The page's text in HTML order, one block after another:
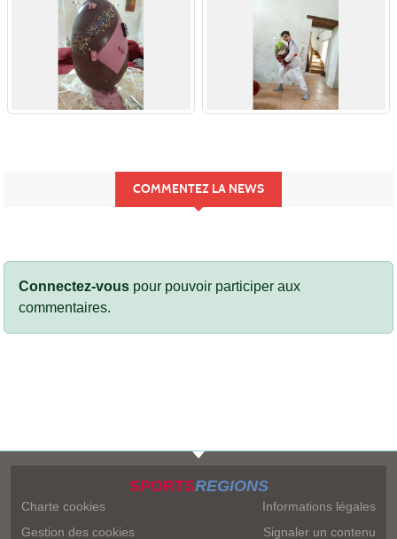
COMMENTEZ LA NEWS
Connectez-vous pour pouvoir participer aux
commentaires.
SPORTSREGIONS
Charte cookies
Gestion des cookies
Informations légales
Signaler un contenu